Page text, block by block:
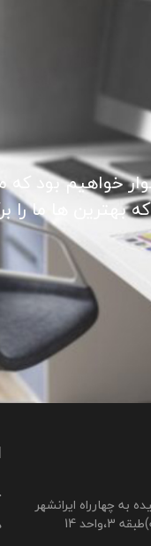
خواهیم بود
بهترین ها ما را
به چهارراه ایرانشهر